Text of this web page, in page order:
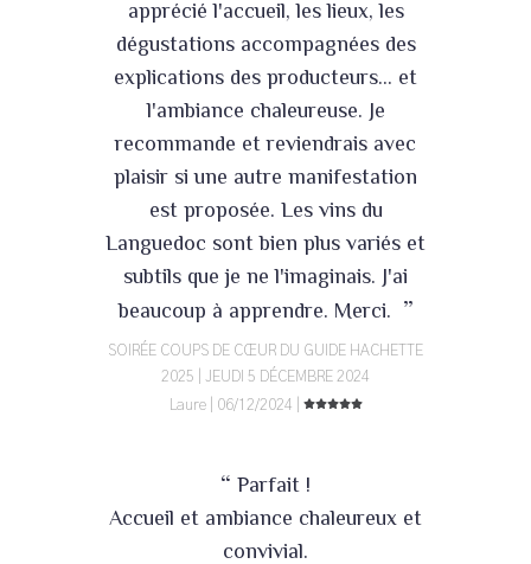
apprécié l'accueil, les lieux, les
dégustations accompagnées des
explications des producteurs... et
l'ambiance chaleureuse. Je
recommande et reviendrais avec
plaisir si une autre manifestation
est proposée. Les vins du
Languedoc sont bien plus variés et
subtils que je ne l'imaginais. J'ai
beaucoup à apprendre. Merci. ”
SOIRÉE COUPS DE CŒUR DU GUIDE HACHETTE
2025 | JEUDI 5 DÉCEMBRE 2024
Laure | 06/12/2024 |
“ Parfait !
Accueil et ambiance chaleureux et
convivial.